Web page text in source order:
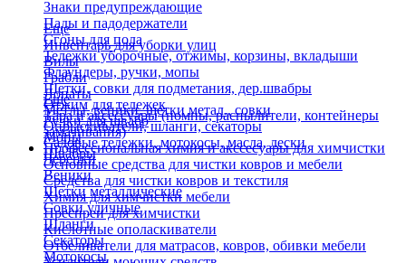
Знаки предупреждающие
Пады и падодержатели
Сгоны для пола
Тележки уборочные, отжимы, корзины, вкладыши
Флаундеры, ручки, мопы
Щетки, совки для подметания, дер.швабры
Отжим для тележек
Ручки для швабр
Мопы
Швабры
Еще
Инвентарь для уборки улиц
Вилы
Грабли
Лопаты
Метлы, веники, щетки метал., совки
Опрыскиватели, шланги, секаторы
Садовые тележки, мотокосы, масла, лески
Черенки
Веники
Щетки металлические
Совки уличные
Шланги
Секаторы
Мотокосы
Еще
Тара и аксессуары (помпы, распылители, контейнеры
замачивания)
Профессиональная химия и акссесуары для химчистки
Основные средства для чистки ковров и мебели
Средства для чистки ковров и текстиля
Химия для химчистки мебели
Преспреи для химчистки
Кислотные ополаскиватели
Отбеливатели для матрасов, ковров, обивки мебели